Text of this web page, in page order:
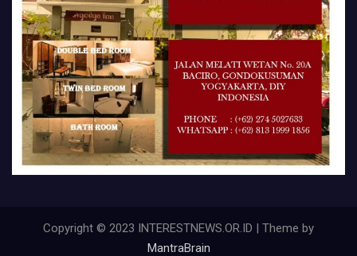
Copyright © 2023 INTERESTNEWS.OR.ID | Theme by
MantraBrain